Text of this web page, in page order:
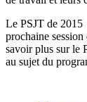
Le PSJT de 2015
prochaine
savoir plus sur le
au sujet du